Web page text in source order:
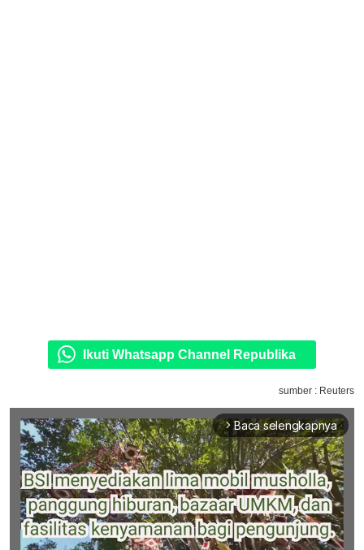
Ikuti Whatsapp Channel Republika
sumber : Reuters
arrow_forward_ios Baca selengkapnya